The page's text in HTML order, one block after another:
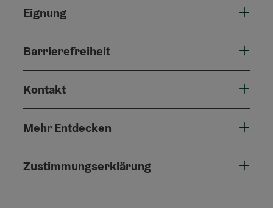
Eignung
Barrierefreiheit
Kontakt
Mehr Entdecken
Zustimmungserklärung